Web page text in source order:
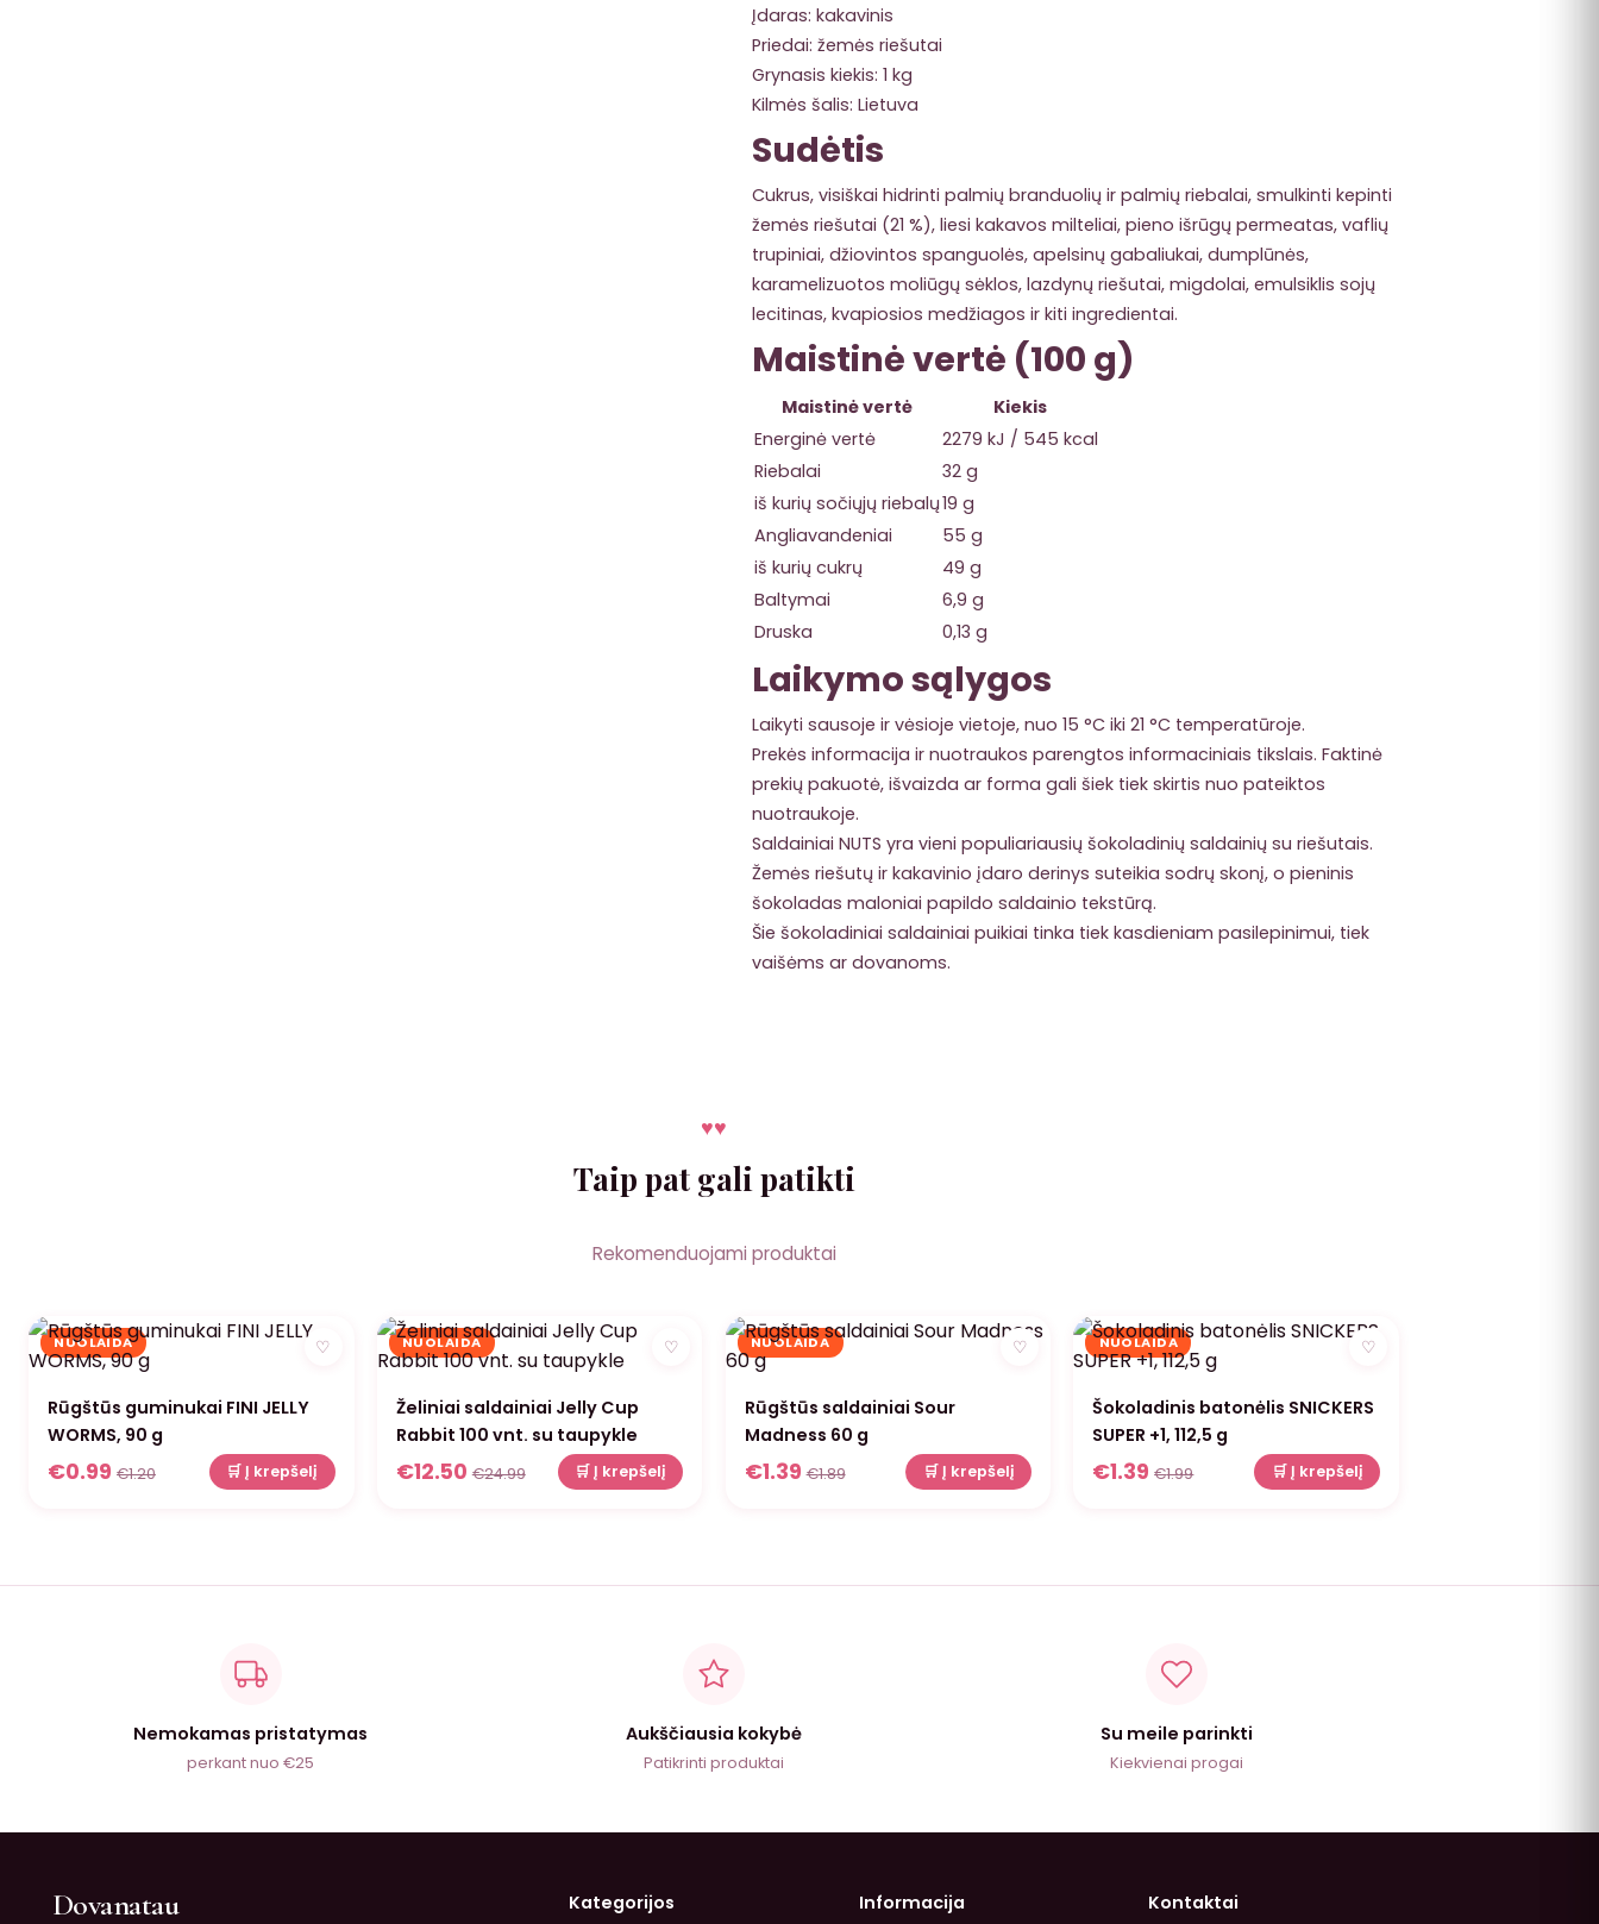
Įdaras: kakavinis
Priedai: žemės riešutai
Grynasis kiekis: 1 kg
Kilmės šalis: Lietuva
Sudėtis
Cukrus, visiškai hidrinti palmių branduolių ir palmių riebalai, smulkinti kepinti
žemės riešutai (21 %), liesi kakavos milteliai, pieno išrūgų permeatas, vaflių
trupiniai, džiovintos spanguolės, apelsinų gabaliukai, dumplūnės,
karamelizuotos moliūgų sėklos, lazdynų riešutai, migdolai, emulsiklis sojų
lecitinas, kvapiosios medžiagos ir kiti ingredientai.
Maistinė vertė (100 g)
Maistinė vertė
Kiekis
Energinė vertė
2279 kJ / 545 kcal
Riebalai
32 g
iš kurių sočiųjų riebalų19 g
Angliavandeniai
55 g
iš kurių cukrų
49 g
Baltymai
6,9 g
Druska
0,13 g
Laikymo sąlygos
Laikyti sausoje ir vėsioje vietoje, nuo 15 °C iki 21 °C temperatūroje.
Prekės informacija ir nuotraukos parengtos informaciniais tikslais. Faktinė
prekių pakuotė, išvaizda ar forma gali šiek tiek skirtis nuo pateiktos
nuotraukoje.
Saldainiai NUTS yra vieni populiariausių šokoladinių saldainių su riešutais.
Žemės riešutų ir kakavinio įdaro derinys suteikia sodrų skonį, o pieninis
šokoladas maloniai papildo saldainio tekstūrą.
Šie šokoladiniai saldainiai puikiai tinka tiek kasdieniam pasilepinimui, tiek
vaišėms ar dovanoms.
♥♥
Taip pat gali patikti
Rekomenduojami produktai
NUOLAIDA ♡
Rūgštūs guminukai FINI JELLY
WORMS, 90 g
€0.99 €1.20 🛒 Į krepšelį
NUOLAIDA ♡
Želiniai saldainiai Jelly Cup
Rabbit 100 vnt. su taupykle
€12.50 €24.99 🛒 Į krepšelį
NUOLAIDA ♡
Rūgštūs saldainiai Sour
Madness 60 g
€1.39 €1.89 🛒 Į krepšelį
NUOLAIDA ♡
Šokoladinis batonėlis SNICKERS
SUPER +1, 112,5 g
€1.39 €1.99 🛒 Į krepšelį
Nemokamas pristatymas
perkant nuo €25
Aukščiausia kokybė
Patikrinti produktai
Su meile parinkti
Kiekvienai progai
Dovanatau Kategorijos Informacija Kontaktai